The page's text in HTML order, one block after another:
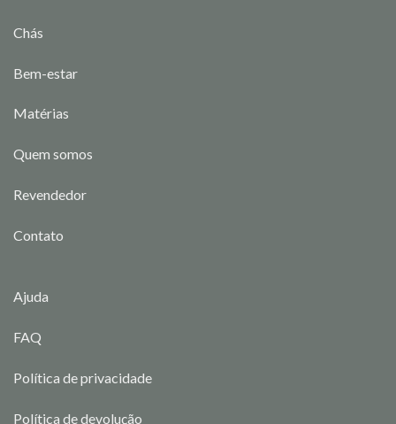
Chás
Bem-estar
Matérias
Quem somos
Revendedor
Contato
Ajuda
FAQ
Política de privacidade
Política de devolução